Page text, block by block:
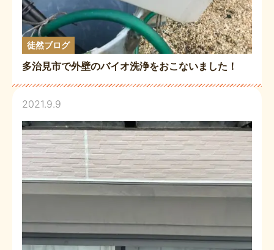
徒然ブログ
多治見市で外壁のバイオ洗浄をおこないました！
2021.9.9